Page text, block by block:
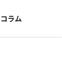
コラム
インタビュー